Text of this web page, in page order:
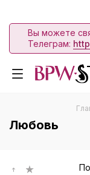
Вы можете
Телеграм:
Любовь